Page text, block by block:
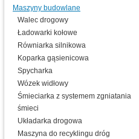
Maszyny budowlane
Walec drogowy
Ładowarki kołowe
Równiarka silnikowa
Koparka gąsienicowa
Spycharka
Wózek widłowy
Śmieciarka z systemem zgniatania
śmieci
Układarka drogowa
Maszyna do recyklingu dróg